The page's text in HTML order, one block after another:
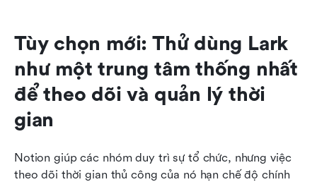
Tùy chọn mới: Thử dùng Lark
như một trung tâm thống nhất
để theo dõi và quản lý thời
gian
Notion giúp các nhóm duy trì sự tổ chức, nhưng việc
theo dõi thời gian thủ công của nó hạn chế độ chính